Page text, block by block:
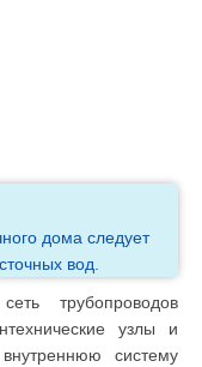
дома следует
вод.
трубопроводов
узлы и
систему